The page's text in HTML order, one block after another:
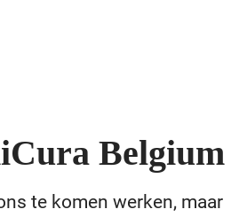
Belgium
te komen werken, maar